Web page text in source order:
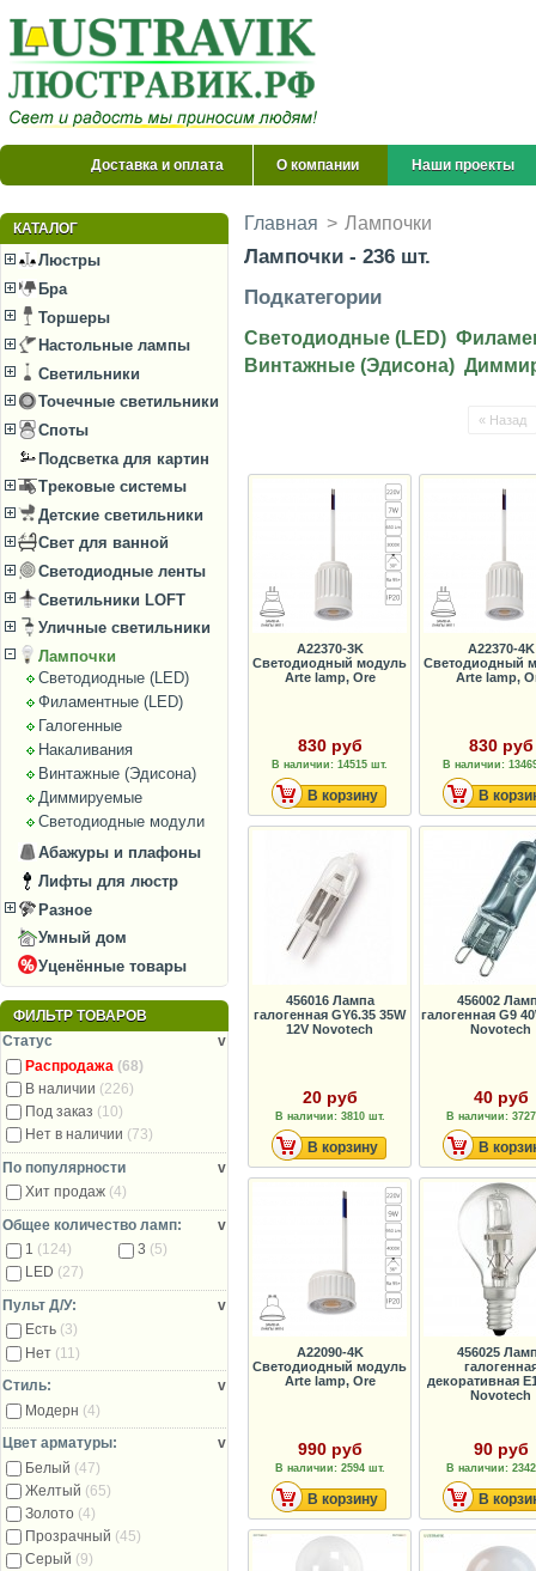
Доставка и оплата О компании Наши проекты
КАТАЛОГ
Люстры
Бра
Торшеры
Настольные лампы
Светильники
Точечные светильники
Споты
Подсветка для картин
Трековые системы
Детские светильники
Свет для ванной
Светодиодные ленты
Светильники LOFT
Уличные светильники
Лампочки
Светодиодные (LED)
Филаментные (LED)
Галогенные
Накаливания
Винтажные (Эдисона)
Диммируемые
Светодиодные модули
Абажуры и плафоны
Лифты для люстр
Разное
Умный дом
Уценённые товары
ФИЛЬТР ТОВАРОВ
Статус
v
Распродажа (68)
В наличии (226)
Под заказ (10)
Нет в наличии (73)
По популярности
v
Хит продаж (4)
Общее количество ламп:
v
1 (124) 3 (5)
LED (27)
Пульт Д/У:
v
Есть (3)
Нет (11)
Стиль:
v
Модерн (4)
Цвет арматуры:
v
Белый (47)
Желтый (65)
Золото (4)
Прозрачный (45)
Серый (9)
Главная > Лампочки
Лампочки - 236 шт.
Подкатегории
Светодиодные (LED)
Винтажные (Эдисона)
« Назад
A22370-3K
Светодиодный модуль
Arte lamp, Ore
830 руб
В наличии: 14515 шт.
В корзину
A22370-4K
Светодиодный
Arte lamp,
830 руб
В наличии:
В
456016 Лампа
галогенная GY6.35 35W
12V Novotech
20 руб
В наличии: 3810 шт.
В корзину
456002
галогенная G9
Novotech
40 руб
В наличии:
В
A22090-4K
Светодиодный модуль
Arte lamp, Ore
990 руб
В наличии: 2594 шт.
В корзину
456025
декоративная
Novotech
90 руб
В наличии:
В